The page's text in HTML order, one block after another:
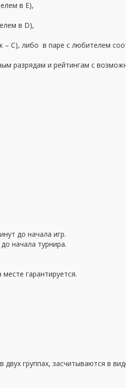
в Е),
в D),
– С), либо в паре с любителем
разрядам и рейтингам с
до начала игр.
начала турнира.
гарантируется.
группах, засчитываются в